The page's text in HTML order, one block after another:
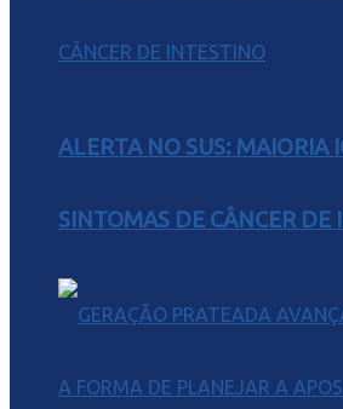
ALERTA NO SUS: MAIORIA
SINTOMAS DE CÂNCER DE